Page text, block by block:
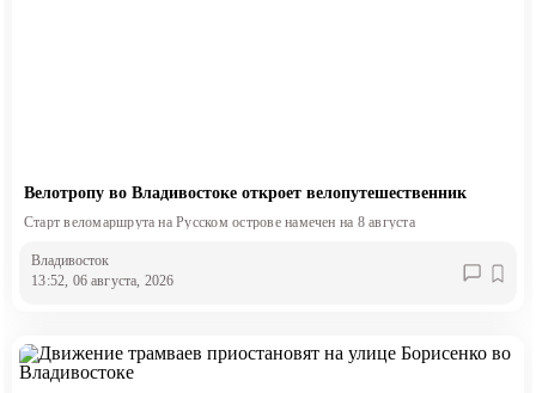
Велотропу во Владивостоке откроет велопутешественник
Старт веломаршрута на Русском острове намечен на 8 августа
Владивосток
13:52, 06 августа, 2026